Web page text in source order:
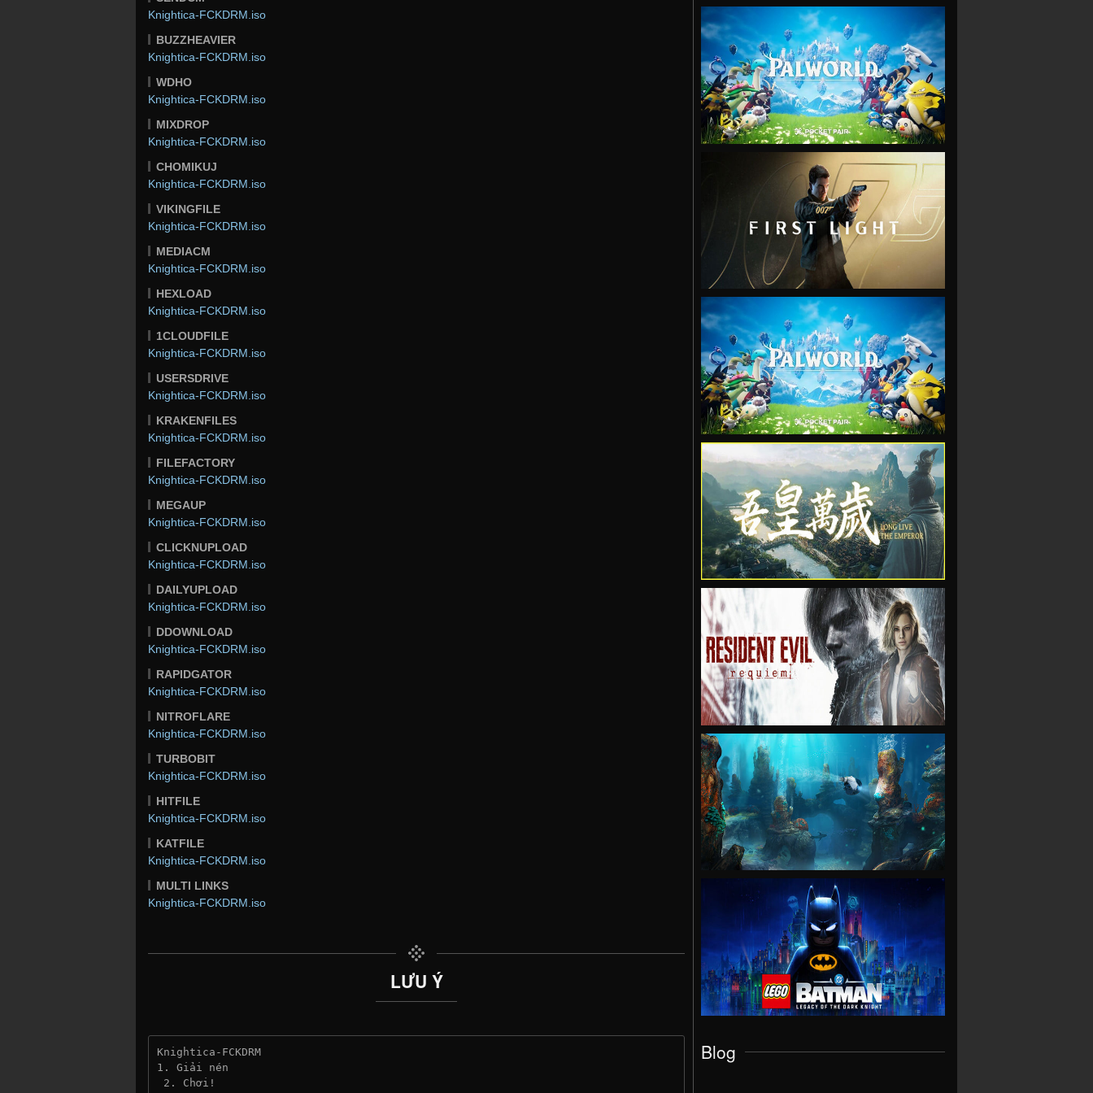
Knightica-FCKDRM.iso
BUZZHEAVIER
Knightica-FCKDRM.iso
WDHO
Knightica-FCKDRM.iso
MIXDROP
Knightica-FCKDRM.iso
CHOMIKUJ
Knightica-FCKDRM.iso
VIKINGFILE
Knightica-FCKDRM.iso
MEDIACM
Knightica-FCKDRM.iso
HEXLOAD
Knightica-FCKDRM.iso
1CLOUDFILE
Knightica-FCKDRM.iso
USERSDRIVE
Knightica-FCKDRM.iso
KRAKENFILES
Knightica-FCKDRM.iso
FILEFACTORY
Knightica-FCKDRM.iso
MEGAUP
Knightica-FCKDRM.iso
CLICKNUPLOAD
Knightica-FCKDRM.iso
DAILYUPLOAD
Knightica-FCKDRM.iso
DDOWNLOAD
Knightica-FCKDRM.iso
RAPIDGATOR
Knightica-FCKDRM.iso
NITROFLARE
Knightica-FCKDRM.iso
TURBOBIT
Knightica-FCKDRM.iso
HITFILE
Knightica-FCKDRM.iso
KATFILE
Knightica-FCKDRM.iso
MULTI LINKS
Knightica-FCKDRM.iso
LƯU Ý
Knightica-FCKDRM
1. Giải nén
2. Chơi!
VIEW
VIEW
VIEW
VIEW
VIEW
VIEW
VIEW
Blog